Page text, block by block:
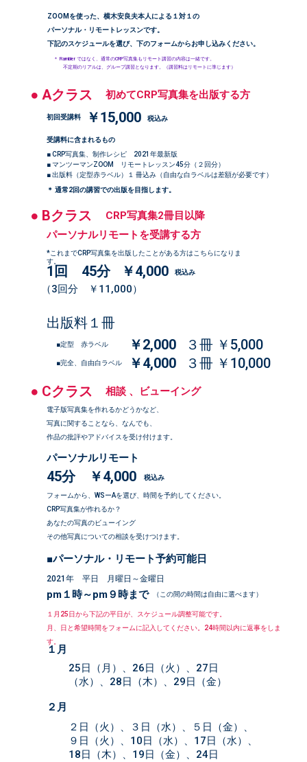
ZOOMを使った、横木安良夫本人による１対１の
パーソナル・リモートレッスンです。
下記のスケジュールを選び、下のフォームからお申し込みください。
＊ Rambler ではなく、通常のCRP写真集もリモート講習の内容は一緒です。
不定期のリアルは、グループ講習となります。（講習料はリモートに準じます）
● Aクラス 初めてCRP写真集を出版する方
税込み
￥15,000
初回受講料
■ CRP写真集、制作レシピ 2021年最新版
■ マンツーマンZOOM リモートレッスン45分（２回分）
■ 出版料（定型赤ラベル）１ 冊込み（自由な白ラベルは差額が必要です）
受講料に含まれるもの
CRP写真集2冊目以降
税込み
パーソナルリモートを受講する方
相談 、ビューイング
*これまでCRP写真集を出版したことがある方はこちらになりま
す。
1回 45分
（3回分 ￥11,000）
出版料１冊
■定型 赤ラベル
■完全、自由白ラベル
電子版写真集を作れるかどうかなど、
写真に関することなら、なんでも、
作品の批評やアドバイスを受け付けます。
￥2,000
￥4,000
３冊 ￥5,000
３冊 ￥10,000
● Cクラス
● Bクラス
パーソナルリモート
＊ 通常2回の講習での出版を目指します。
45分 ￥4,000 税込み
フォームから、WSーAを選び、時間を予約してください。
CRP写真集が作れるか？
あなたの写真のビューイング
その他写真についての相談を受けつけます。
■パーソナル・リモート予約可能日
2021年 平日 月曜日～金曜日
pm１時～pm９時まで （この間の時間は自由に選べます）
１月
２月
25日（月）、26日（火）、27日
（水）、28日（木）、29日（金）
２日（火）、３日（水）、５日（金）、
９日（火）、10日（水）、17日（水）、
18日（木）、19日（金）、24日
１月25日から下記の平日が、スケジュール調整可能です。
月、日と希望時間をフォームに記入してください。24時間以内に返事をしま
す。
￥4,000